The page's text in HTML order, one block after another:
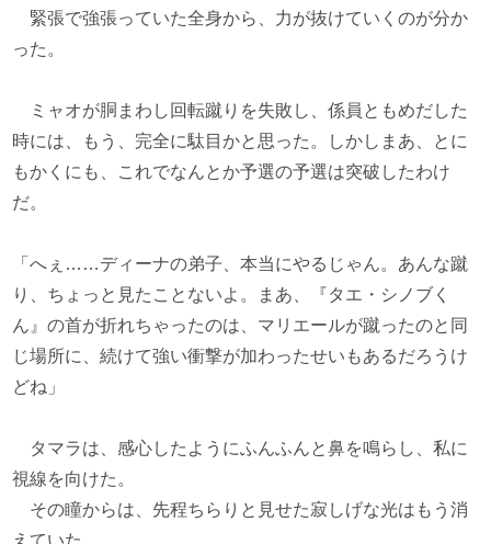
緊張で強張っていた全身から、力が抜けていくのが分か
った。
ミャオが胴まわし回転蹴りを失敗し、係員ともめだした
時には、もう、完全に駄目かと思った。しかしまあ、とに
もかくにも、これでなんとか予選の予選は突破したわけ
だ。
「へぇ……ディーナの弟子、本当にやるじゃん。あんな蹴
り、ちょっと見たことないよ。まあ、『タエ・シノブく
ん』の首が折れちゃったのは、マリエールが蹴ったのと同
じ場所に、続けて強い衝撃が加わったせいもあるだろうけ
どね」
タマラは、感心したようにふんふんと鼻を鳴らし、私に
視線を向けた。
その瞳からは、先程ちらりと見せた寂しげな光はもう消
えていた。